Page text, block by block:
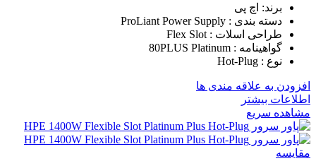
برند: اچ پی
دسته بندی : ProLiant Power Supply
طراحی اسلات : Flex Slot
گواهینامه : 80PLUS Platinum
نوع : Hot-Plug
افزودن به علاقه مندی ها
اطلاعات بیشتر
مشاهده سریع
مقایسه